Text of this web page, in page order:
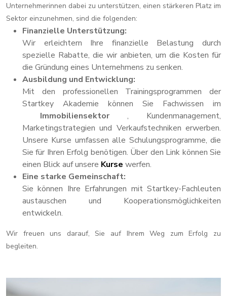
Unternehmerinnen dabei zu unterstützen, einen stärkeren Platz im
Sektor einzunehmen, sind die folgenden:
Finanzielle Unterstützung:
Wir erleichtern Ihre finanzielle Belastung durch
spezielle Rabatte, die wir anbieten, um die Kosten für
die Gründung eines Unternehmens zu senken.
Ausbildung und Entwicklung:
Mit den professionellen Trainingsprogrammen der
Startkey Akademie können Sie Fachwissen im
Immobiliensektor, Kundenmanagement,
Marketingstrategien und Verkaufstechniken erwerben.
Unsere Kurse umfassen alle Schulungsprogramme, die
Sie für Ihren Erfolg benötigen. Über den Link können Sie
einen Blick auf unsere Kurse werfen.
Eine starke Gemeinschaft:
Sie können Ihre Erfahrungen mit Startkey-Fachleuten
austauschen und Kooperationsmöglichkeiten
entwickeln.
Wir freuen uns darauf, Sie auf Ihrem Weg zum Erfolg zu
begleiten.